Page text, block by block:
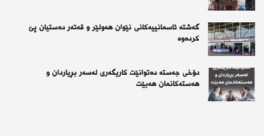
گەشتە ئاسمانییەکانی نێوان هەولێر و قەتەر دەستیان پێ
کردەوە
دۆخی جەستە دەتوانێت کاریگەری لەسەر بڕیاردان و
هەستەکانمان هەبێت